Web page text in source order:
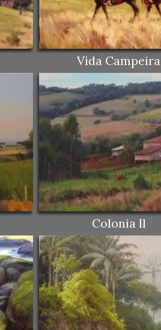
Vida Campeira
Colonia ll